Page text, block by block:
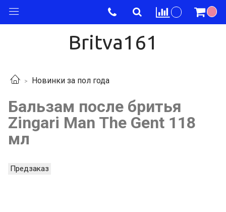
Britva161
Новинки за пол года
Бальзам после бритья
Zingari Man The Gent 118
мл
Предзаказ